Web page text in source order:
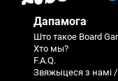
Дапамога
Што такое Board
Хто мы?
F.A.Q.
Звяжыцеся з намі